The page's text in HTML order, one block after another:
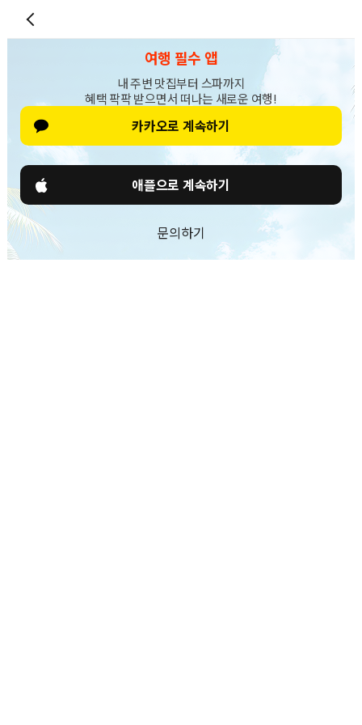
여행 필수 앱
내 주변 맛집부터 스파까지
혜택 팍팍 받으면서 떠나는 새로운 여행!
카카오로 계속하기
애플으로 계속하기
문의하기